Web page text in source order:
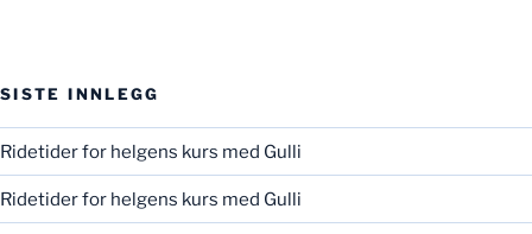
SISTE INNLEGG
Ridetider for helgens kurs med Gulli
Ridetider for helgens kurs med Gulli